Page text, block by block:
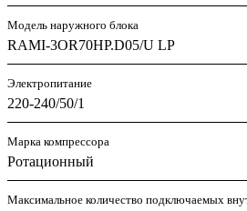
Модель наружного блока
RAMI-3OR70HP.D05/U LP
Электропитание
220-240/50/1
Марка компрессора
Ротационный
Максимальное количество подключаемых